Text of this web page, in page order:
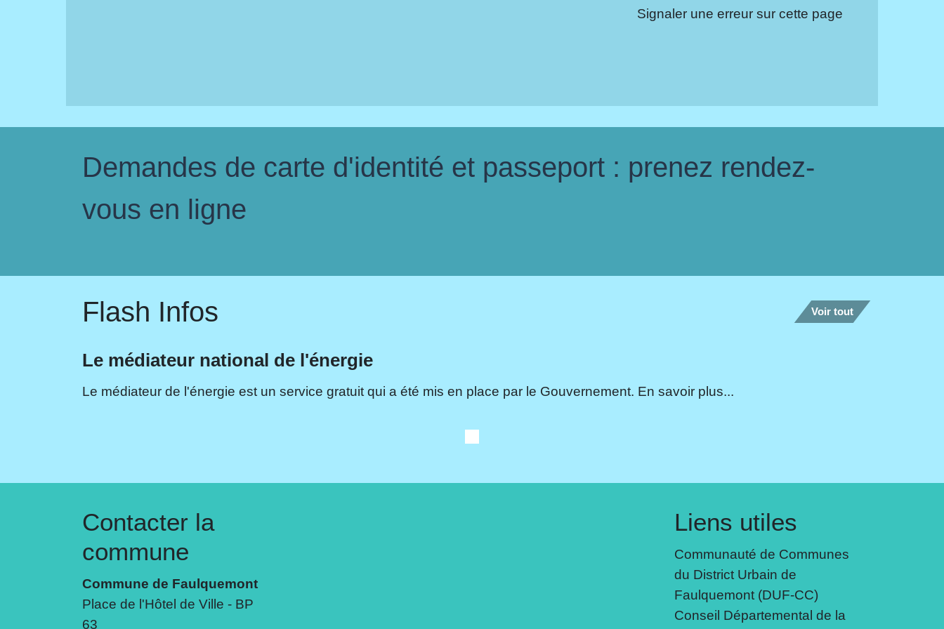
Signaler une erreur sur cette page
Demandes de carte d'identité et passeport : prenez rendez-
vous en ligne
Flash Infos Voir tout
Le médiateur national de l'énergie
Le médiateur de l'énergie est un service gratuit qui a été mis en place par le Gouvernement. En savoir plus...
Contacter la
commune
Commune de Faulquemont
Place de l'Hôtel de Ville - BP
63
Liens utiles
Communauté de Communes
du District Urbain de
Faulquemont (DUF-CC)
Conseil Départemental de la